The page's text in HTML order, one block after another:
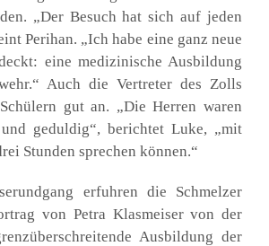
„Der Besuch hat sich auf jeden
Peri­han. „Ich habe eine ganz neue
eine medi­zi­ni­sche Aus­bil­dung
Auch die Ver­tre­ter des Zolls
gut an. „Die Her­ren waren
gedul­dig“, berich­tet Luke, „mit
Stun­den spre­chen kön­nen.“
erfuh­ren die Schmel­zer
von Petra Klas­mei­ser von der
Aus­bil­dung der